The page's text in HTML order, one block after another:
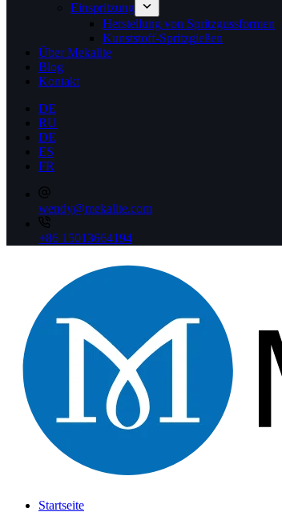
Einspritzung
Herstellung von Spritzgussformen
Kunststoff-Spritzgießen
Über Mekalite
Blog
Kontakt
DE
RU
DE
ES
FR
wendy@mekalite.com
+86 15013664194
Startseite